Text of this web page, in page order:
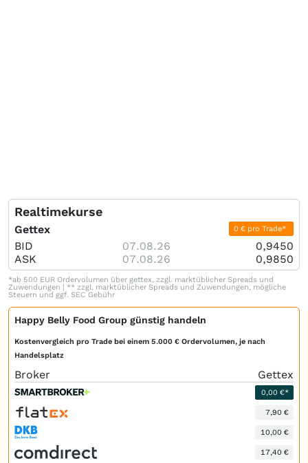
Realtimekurse
Gettex 0 € pro Trade*
BID 07.08.26
0,9450
ASK
07.08.26 0,9850
*ab 500 EUR Ordervolumen über gettex, zzgl. marktüblicher Spreads und
Zuwendungen | ** zzgl. marktüblicher Spreads und Zuwendungen, mögliche
Steuern und ggf. SEC Gebühr
Happy Belly Food Group günstig handeln
Kostenvergleich pro Trade bei einem 5.000 € Ordervolumen, je nach
Handelsplatz
Broker Gettex
0,00 €*
7,90 €
10,00 €
17,40 €